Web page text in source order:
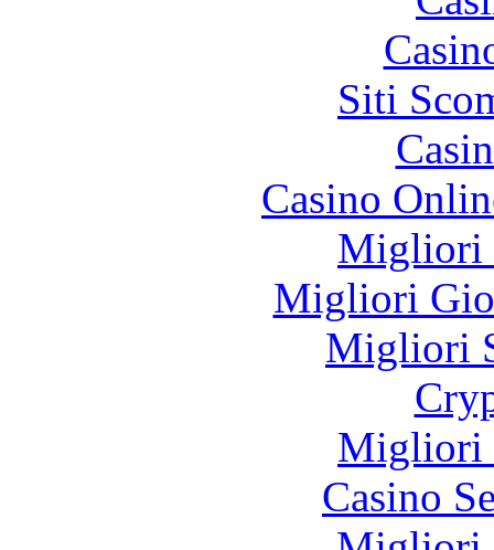
Siti
Casino
Migliori
Migliori
Migliori
Migliori
Casino